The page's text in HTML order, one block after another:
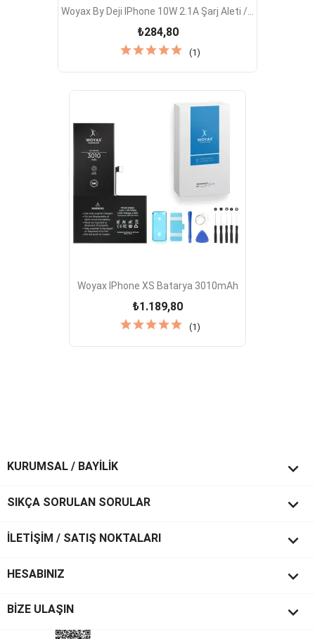
Woyax By Deji IPhone 10W 2.1A Şarj Aleti /...
₺284,80
(1)
Woyax IPhone XS Batarya 3010mAh
₺1.189,80
(1)
KURUMSAL / BAYİLİK 
SIKÇA SORULAN SORULAR 
İLETİŞİM / SATIŞ NOKTALARI 
HESABINIZ 
BİZE ULAŞIN keyboard_arrow_down